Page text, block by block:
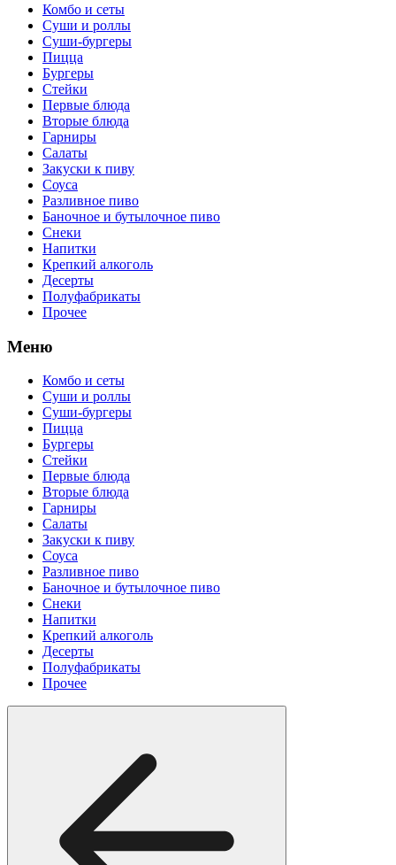
Комбо и сеты
Суши и роллы
Суши-бургеры
Пицца
Бургеры
Стейки
Первые блюда
Вторые блюда
Гарниры
Салаты
Закуски к пиву
Соуса
Разливное пиво
Баночное и бутылочное пиво
Снеки
Напитки
Крепкий алкоголь
Десерты
Полуфабрикаты
Прочее
Меню
Комбо и сеты
Суши и роллы
Суши-бургеры
Пицца
Бургеры
Стейки
Первые блюда
Вторые блюда
Гарниры
Салаты
Закуски к пиву
Соуса
Разливное пиво
Баночное и бутылочное пиво
Снеки
Напитки
Крепкий алкоголь
Десерты
Полуфабрикаты
Прочее